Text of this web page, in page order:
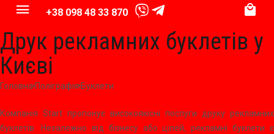
+38 098 48 33 870
Друк рекламних буклетів у
Києві
Головна Поліграфія Буклети
Компанія Start пропонує високоякісні послуги друку рекламних
буклетів. Незалежно від бізнесу або цілей, рекламні буклети є